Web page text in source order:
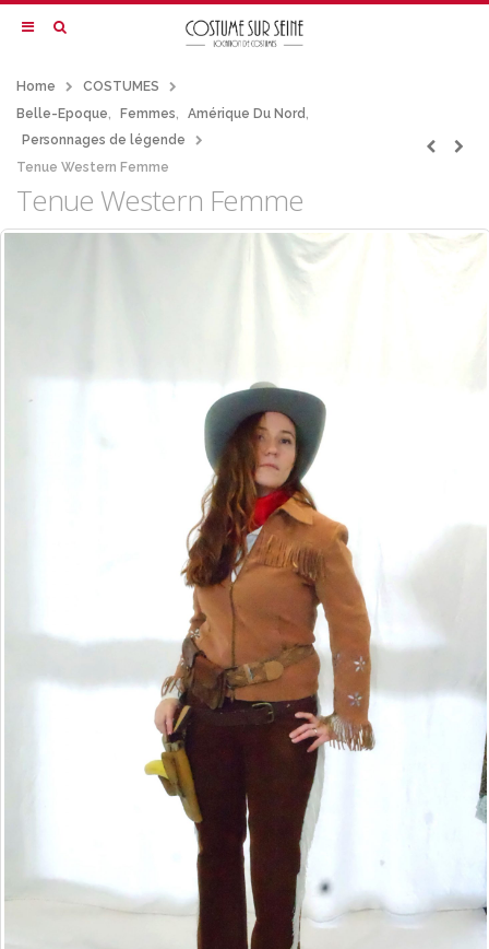
Home
COSTUMES
Belle-Epoque, Femmes, Amérique Du Nord,
Personnages de légende
Tenue Western Femme
Tenue Western Femme